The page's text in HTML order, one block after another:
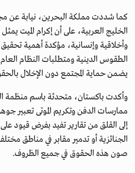
كما شددت مملكة البحرين، نيابة عن
الخليج العربية، على أن إكرام الميت
وأخلاقية وإنسانية، مؤكدة أهمية تحقيق
الطقوس الدينية ومتطلبات النظام
يضمن حماية المجتمع دون الإخلال
وأكدت باكستان، متحدثة باسم منظمة
ممارسات الدفن وتكريم الموتى تعبير
إلى القلق من تقارير تفيد بفرض قيود
الجنائزية أو تدمير مقابر في مناطق
صون هذه الحقوق في جميع الظروف.